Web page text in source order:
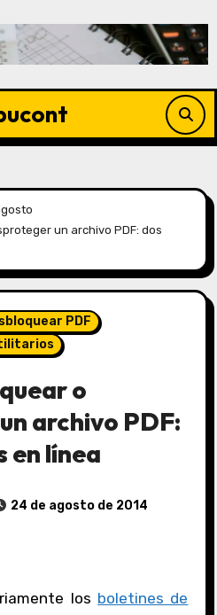
un archivo PDF: dos
PDF
o
archivo PDF:
en línea
24 de agosto de 2014
los boletines de